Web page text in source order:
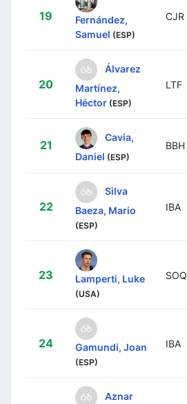
19
Fernández,
Samuel (ESP)
CJR
20
Álvarez
Martínez,
Héctor (ESP)
LTF
21
Cavia,
Daniel (ESP)
BBH
22
Silva
Baeza, Mario
(ESP)
IBA
23 Lamperti, Luke
(USA)
SOQ
24 Gamundi, Joan
(ESP)
IBA
Aznar